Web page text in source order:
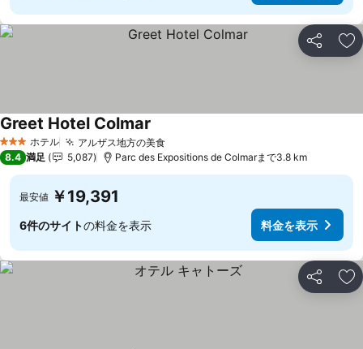
シェア お
3 ホテルのランク
ホテル アルザス地方の美食
Greet Hotel Colmar
8.4 満足 5,087 Parc des Expositions de Colmarまで3.8 km
最安値 ￥19,391
6件のサイトの料金を表示 料金を表示
シェア お